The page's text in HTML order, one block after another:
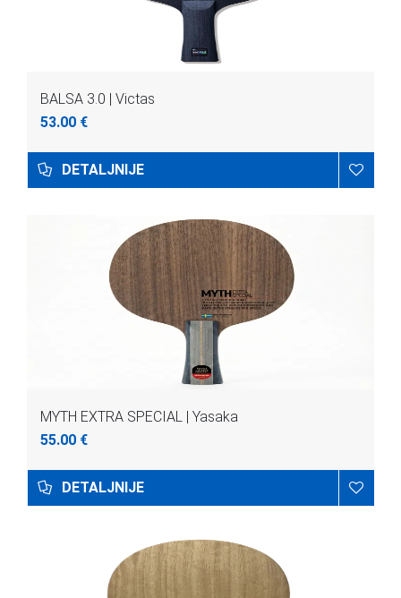
BALSA 3.0 | Victas
53.00 €
DETALJNIJE
MYTH EXTRA SPECIAL | Yasaka
55.00 €
DETALJNIJE